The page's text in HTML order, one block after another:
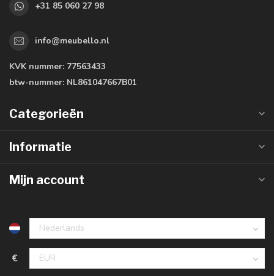
+31 85 060 27 98
info@meubello.nl
KVK nummer: 77563433
btw-nummer: NL861047667B01
Categorieën
Informatie
Mijn account
€